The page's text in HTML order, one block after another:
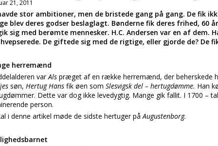
21, 2011
stor ambitioner, men de bristede gang på gang. De fik
blev deres godser beslaglagt. Bønderne fik deres frihed, 60
sig med berømte mennesker. H.C. Andersen var en af
De giftede sig med de rigtige, eller gjorde de? De
herremænd
varAls præget af en række herremænd, der beherskede
søn, Hertug Hans fik øen som Slesvigsk del – hertugdømme. Han
Dette var dog ikke levedygtig. Mange gik fallit. I 1700 –
person.
i denne artikel møde de sidste hertuger påAugustenborg.